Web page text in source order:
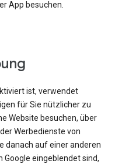
App besuchen.
ist, verwendet
für Sie nützlicher zu
Website besuchen, über
Werbedienste von
danach auf einer anderen
Google eingeblendet sind,